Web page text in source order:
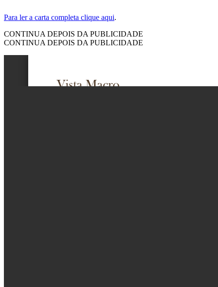
Para ler a carta completa clique aqui.
CONTINUA DEPOIS DA PUBLICIDADE
CONTINUA DEPOIS DA PUBLICIDADE